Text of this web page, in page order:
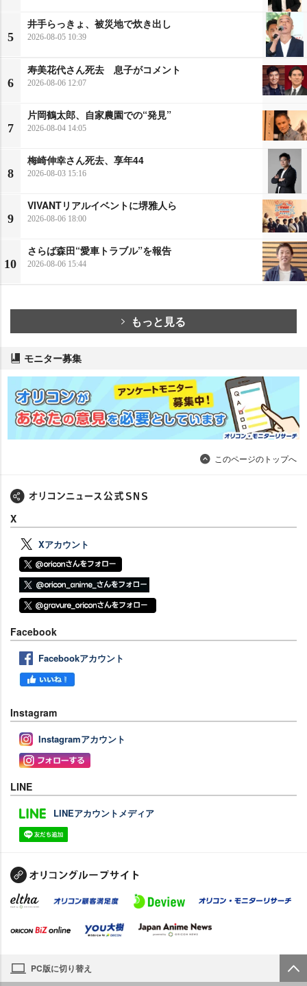
5
井手らっきょ、被災地で炊き出し
2026-08-05 10:39
6
寿美花代さん死去 息子がコメント
2026-08-06 12:07
7
片岡鶴太郎、自家農園での“発見”
2026-08-04 14:05
8
梅崎伸幸さん死去、享年44
2026-08-03 15:16
9
VIVANTリアルイベントに堺雅人ら
2026-08-06 18:00
10
さらば森田“愛車トラブル”を報告
2026-08-06 15:44
もっと見る
モニター募集
このページのトップへ
X
Xアカウント
Facebook
Facebookアカウント
Instagram
Instagramアカウント
LINE
LINEアカウントメディア
PC版に切り替え